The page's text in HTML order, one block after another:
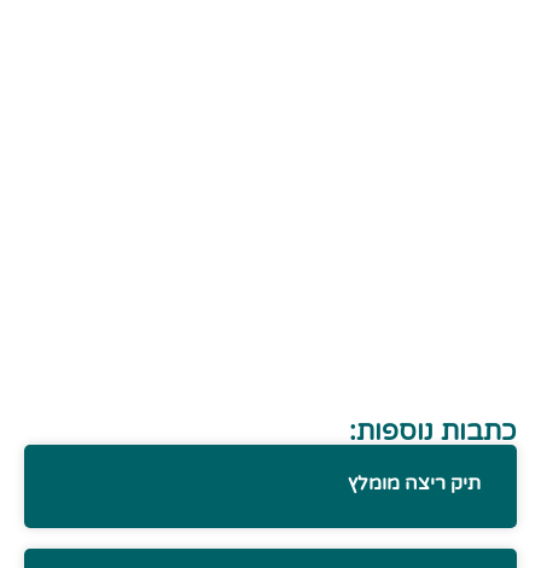
כתבות נוספות:
תיק ריצה מומלץ